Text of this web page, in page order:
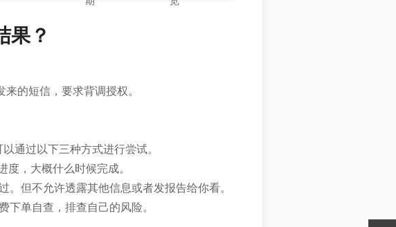
果？
来的短信，要求背调授权。
通过以下三种方式进行尝试。
度，大概什么时候完成。
但不允许透露其他信息或者发报告给你看。
下单自查，排查自己的风险。